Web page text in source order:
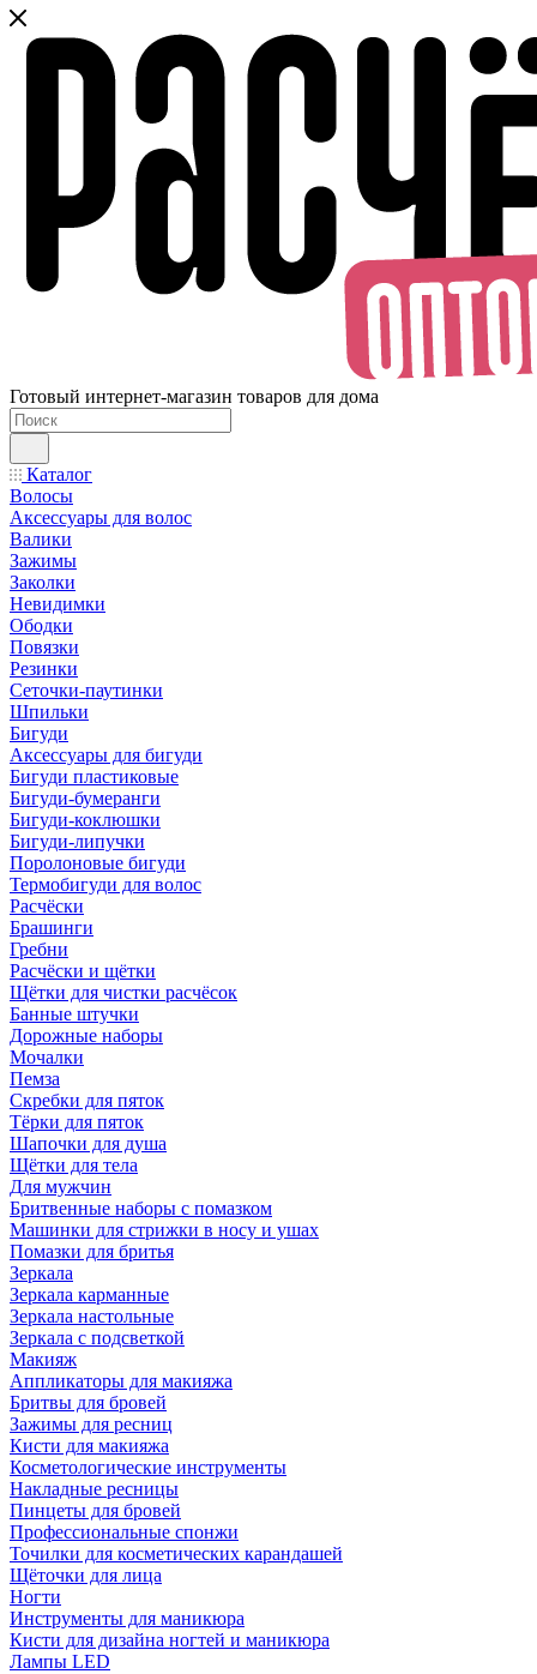
Готовый интернет-магазин товаров для дома
Каталог
Волосы
Аксессуары для волос
Валики
Зажимы
Заколки
Невидимки
Ободки
Повязки
Резинки
Сеточки-паутинки
Шпильки
Бигуди
Аксессуары для бигуди
Бигуди пластиковые
Бигуди-бумеранги
Бигуди-коклюшки
Бигуди-липучки
Поролоновые бигуди
Термобигуди для волос
Расчёски
Брашинги
Гребни
Расчёски и щётки
Щётки для чистки расчёсок
Банные штучки
Дорожные наборы
Мочалки
Пемза
Скребки для пяток
Тёрки для пяток
Шапочки для душа
Щётки для тела
Для мужчин
Бритвенные наборы с помазком
Машинки для стрижки в носу и ушах
Помазки для бритья
Зеркала
Зеркала карманные
Зеркала настольные
Зеркала с подсветкой
Макияж
Аппликаторы для макияжа
Бритвы для бровей
Зажимы для ресниц
Кисти для макияжа
Косметологические инструменты
Накладные ресницы
Пинцеты для бровей
Профессиональные спонжи
Точилки для косметических карандашей
Щёточки для лица
Ногти
Инструменты для маникюра
Кисти для дизайна ногтей и маникюра
Лампы LED